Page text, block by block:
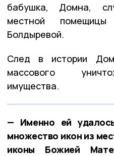
бабушка, Домна,
местной
Болдыревой.
След в истории
массового
имущества.
— Именно ей
множество икон из
иконы Божией